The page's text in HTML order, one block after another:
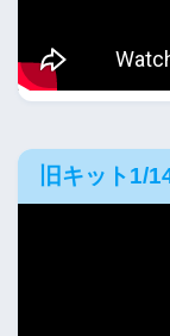
旧キット1/